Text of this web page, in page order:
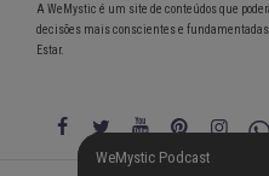
WeMystic Podcast
A WeMystic é um site de conteúdos que
decisões mais conscientes e
Estar.
WeMystic Podcast